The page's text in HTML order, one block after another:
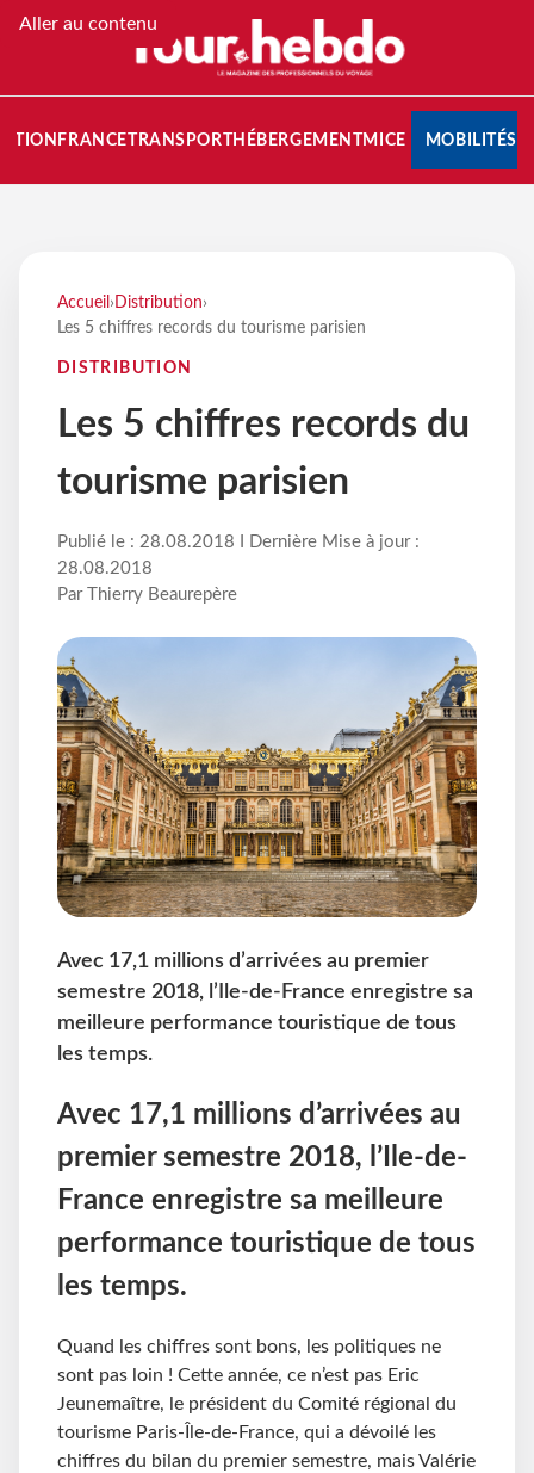
Aller au contenu
FRANCETRANSPORT HÉBERGEMENTMICE MOBILITÉS
Accueil › Distribution›
Les 5 chiffres records du tourisme parisien
DISTRIBUTION
Les 5 chiffres records du
tourisme parisien
Publié le : 28.08.2018 I Dernière Mise à jour :
28.08.2018
Par Thierry Beaurepère
Avec 17,1 millions d’arrivées au premier
semestre 2018, l’Ile-de-France enregistre sa
meilleure performance touristique de tous
les temps.
Avec 17,1 millions d’arrivées au
premier semestre 2018, l’Ile-de-
France enregistre sa meilleure
performance touristique de tous
les temps.
Quand les chiffres sont bons, les politiques ne
sont pas loin ! Cette année, ce n’est pas Eric
Jeunemaître, le président du Comité régional du
tourisme Paris-Île-de-France, qui a dévoilé les
chiffres du bilan du premier semestre, mais Valérie